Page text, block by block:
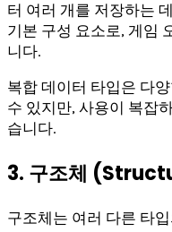
터 여러 개를 저장하는
기본 구성 요소로, 게임
니다.
복합 데이터 타입은 다
수 있지만, 사용이 복잡
습니다.
3. 구조체
구조체는 여러 다른 타